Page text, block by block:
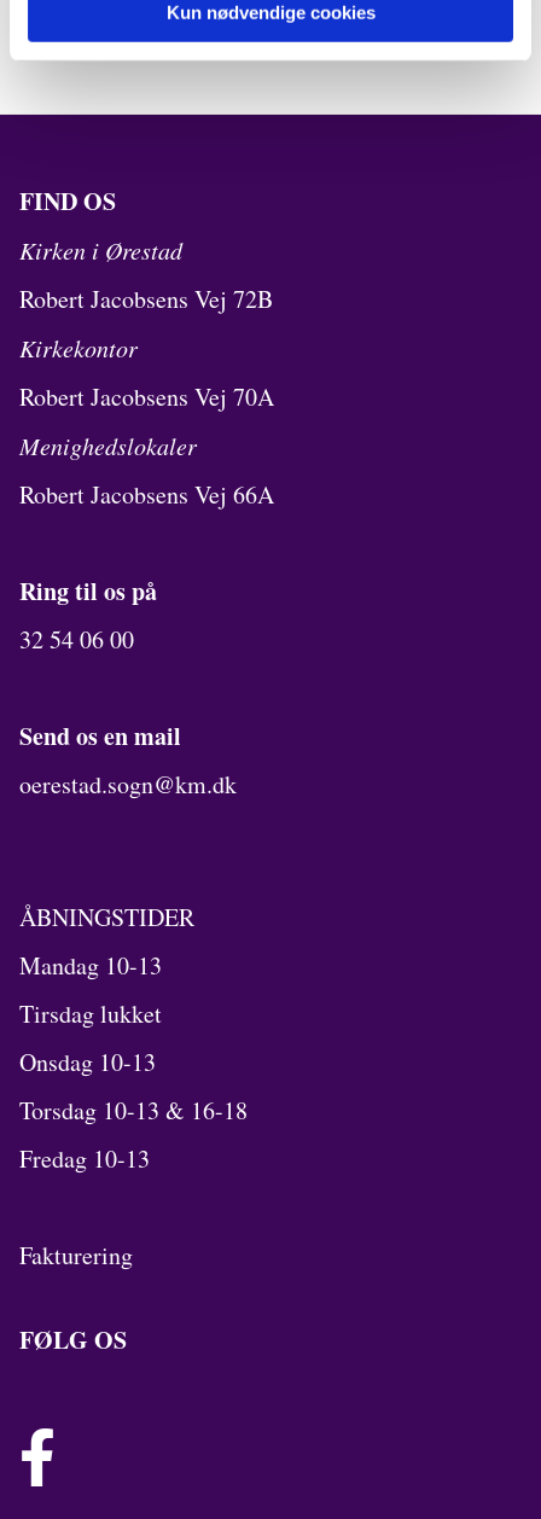
Kun nødvendige cookies
FIND OS
Kirken i Ørestad
Robert Jacobsens Vej 72B
Kirkekontor
Robert Jacobsens Vej 70A
Menighedslokaler
Robert Jacobsens Vej 66A
Ring til os på
32 54 06 00
Send os en mail
oerestad.sogn@km.dk
ÅBNINGSTIDER
Mandag 10-13
Tirsdag lukket
Onsdag 10-13
Torsdag 10-13 & 16-18
Fredag 10-13
Fakturering
FØLG OS
